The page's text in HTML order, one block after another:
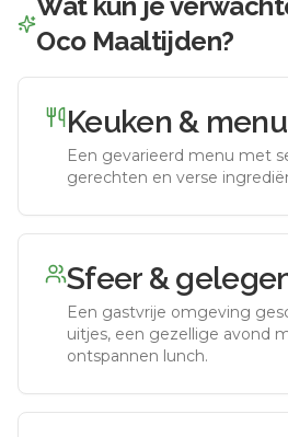
Oco Maaltijden?
Keuken & menu
Een gevarieerd menu met
gerechten en verse
Sfeer &
Een gastvrije omgeving
uitjes, een gezellige avond
ontspannen lunch.